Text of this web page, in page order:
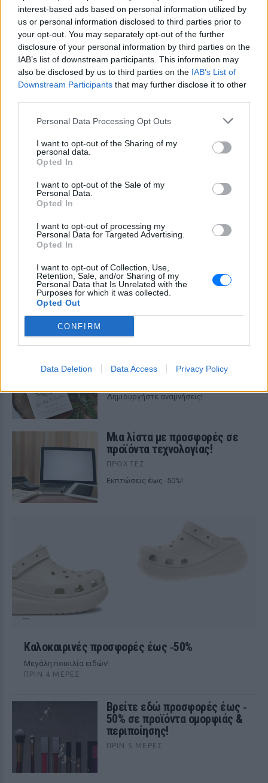
interest-based ads based on personal information utilized by
us or personal information disclosed to third parties prior to
your opt-out. You may separately opt-out of the further
disclosure of your personal information by third parties on the
IAB’s list of downstream participants. This information may
also be disclosed by us to third parties on the IAB’s List of
Downstream Participants that may further disclose it to other
Personal Data Processing Opt Outs
I want to opt-out of the Sharing of my
personal data.
Opted In
I want to opt-out of the Sale of my
Personal Data.
Opted In
I want to opt-out of processing my
Personal Data for Targeted Advertising.
Opted In
I want to opt-out of Collection, Use,
Retention, Sale, and/or Sharing of my
Personal Data that Is Unrelated with the
Purposes for which it was collected.
Opted Out
CONFIRM
Data Deletion Data Access Privacy Policy
ΠΡΙΝ ΛΊΓΟ
Βρες αγαπημένα είδη για την ανανέωση
του σπιτιού σου!
Καλοκαιρινές εκπτώσεις έως ‑ 60% σε
παιδικά είδη!
Μια λίστα με τις πιο μεγάλες προσφορές!
ΧΤΕΣ
Μια λίστα με προσφορές σε
είδη σπιτιού έως ‑60% !
ΧΤΕΣ
βάπτισης!
Δημιουργήστε αναμνήσεις!
Μια λίστα με προσφορές σε
προϊόντα τεχνολογίας!
ΠΡΟΧΤΈΣ
Εκπτώσεις έως -50%!
Kαλοκαιρινές προσφορές έως ‑50%
Μεγάλη ποικιλία ειδών!
ΠΡΙΝ 4 ΜΈΡΕΣ
Βρείτε εδώ προσφορές έως ‑
50% σε προϊόντα ομορφιάς &
περιποίησης!
ΠΡΙΝ 5 ΜΈΡΕΣ